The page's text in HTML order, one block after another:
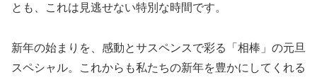
とも、これは見逃せない特別な時間です。
新年の始まりを、感動とサスペンスで彩る「相棒」の元旦
スペシャル。これからも私たちの新年を豊かにしてくれる